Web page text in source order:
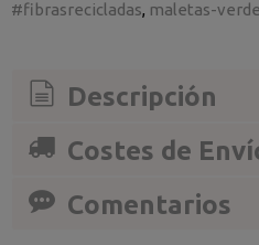
#fibrasrecicladas maletas-
Descripción
Costes de
Comentarios